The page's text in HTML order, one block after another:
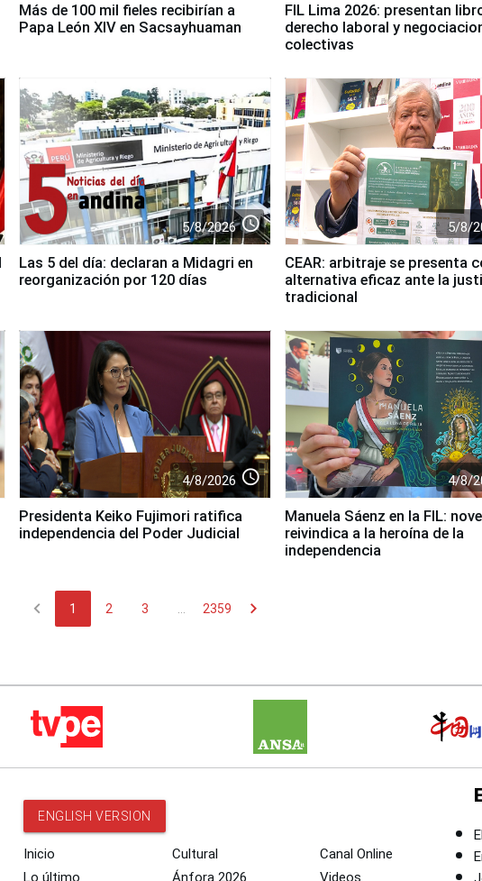
Más de 100 mil fieles recibirían a
Papa León XIV en Sacsayhuaman
FIL Lima 2026: presentan
derecho laboral y
colectivas
5/8/2026 access_time
Las 5 del día: declaran a Midagri en
reorganización por 120 días
5/8/
CEAR: arbitraje se presenta
alternativa eficaz ante la
tradicional
4/8/2026 access_time
Presidenta Keiko Fujimori ratifica
independencia del Poder Judicial
4/8/
Manuela Sáenz en la FIL:
reivindica a la heroína de la
independencia
chevron_left 1 2 3 2359 chevron_right
ENGLISH VERSION
Inicio
Lo último
Cultural
Ánfora 2026
Canal Online
Videos